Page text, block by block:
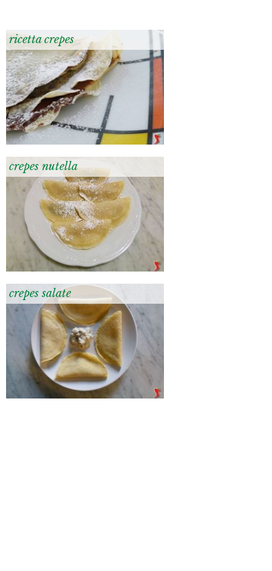
ricetta crepes
crepes nutella
crepes salate